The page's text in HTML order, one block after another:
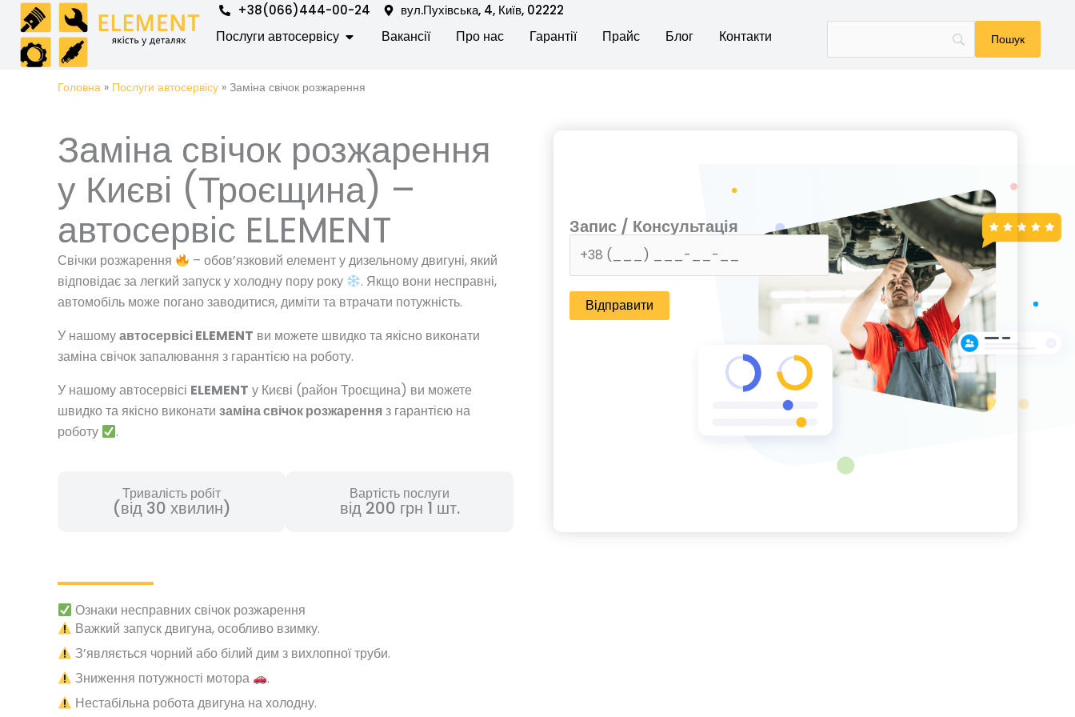
Перейти
вмісту
+38(066)444-00-24 вул.Пухівська, 4, Київ, 02222
Послуги автосервісу Open Послуги автосервісу
Вакансії Про нас Гарантії Прайс Блог Контакти
Головна » Послуги автосервісу » Заміна свічок розжарення
Заміна свічок розжарення
у Києві (Троєщина) –
автосервіс ELEMENT
Свічки розжарення
– обов’язковий елемент у дизельному двигуні, який
відповідає за легкий запуск у холодну пору року
. Якщо вони несправні,
автомобіль може погано заводитися, диміти та втрачати потужність.
У нашомуавтосервісі ELEMENT ви можете швидко та якісно виконати
заміна свічок запалювання з гарантією на роботу.
У нашому автосервісі ELEMENT у Києві (район Троєщина) ви можете
швидко та якісно виконати заміна свічок розжаренняз гарантією на
роботу
.
Тривалість робіт
(від 30 хвилин)
Вартість послуги
від 200 грн 1 шт.
Запис / Консультація
Ознаки несправних свічок розжарення
Важкий запуск двигуна, особливо взимку.
З’являється чорний або білий дим з вихлопної труби.
Зниження потужності мотора
.
Нестабільна робота двигуна на холодну.